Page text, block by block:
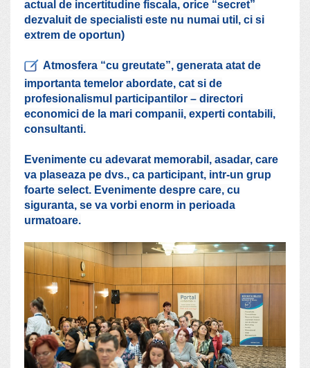
actual de incertitudine fiscala, orice “secret”
dezvaluit de specialisti este nu numai util, ci si
extrem de oportun)
Atmosfera “cu greutate”, generata atat de
importanta temelor abordate, cat si de
profesionalismul participantilor – directori
economici de la mari companii, experti contabili,
consultanti.
Evenimente cu adevarat memorabil, asadar, care
va plaseaza pe dvs., ca participant, intr-un grup
foarte select. Evenimente despre care, cu
siguranta, se va vorbi enorm in perioada
urmatoare.